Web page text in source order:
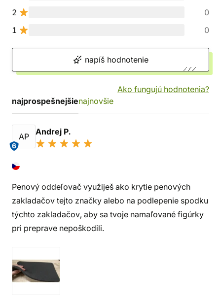
2
0
1
0
napíš hodnotenie
Ako fungujú hodnotenia?
najprospešnejšienajnovšie
AP
6
Andrej P.
Penový oddeľovač využiješ ako krytie penových
zakladačov tejto značky alebo na podlepenie spodku
týchto zakladačov, aby sa tvoje namaľované figúrky
pri preprave nepoškodili.